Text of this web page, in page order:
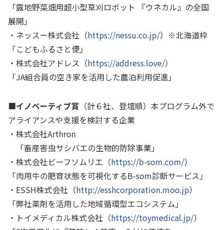
「露地野菜畑用超小型草刈ロボット 『ウネカル』の全国
展開」
・ネッスー株式会社（https://nessu.co.jp/）※北海道枠
「こどもふるさと便」
・株式会社アドレス（https://address.love/）
「JA組合員の空き家を活用した農泊利用促進」
■イノベーティブ賞 （計６社、登壇順）本プログラム外で
アライアンスや支援を検討する企業
・株式会社Arthron
「畜産害虫サシバエの生物的防除事業」
・株式会社ビーフソムリエ（https://b-som.com/）
「肉用牛の肥育状態を可視化するB-som診断サービス」
・ESSH株式会社（http://esshcorporation.moo.jp）
「弊社薬剤を活用した地域循環型エコシステム」
・トイメディカル株式会社（https://toymedical.jp/）